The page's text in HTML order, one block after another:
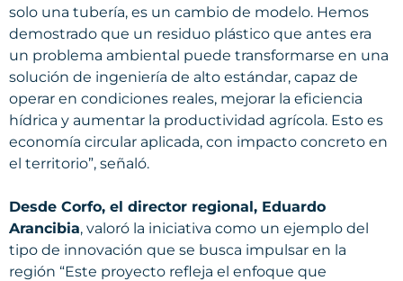
solo una tubería, es un cambio de modelo. Hemos
demostrado que un residuo plástico que antes era
un problema ambiental puede transformarse en una
solución de ingeniería de alto estándar, capaz de
operar en condiciones reales, mejorar la eficiencia
hídrica y aumentar la productividad agrícola. Esto es
economía circular aplicada, con impacto concreto en
el territorio”, señaló.
Desde Corfo, el director regional, Eduardo
Arancibia, valoró la iniciativa como un ejemplo del
tipo de innovación que se busca impulsar en la
región “Este proyecto refleja el enfoque que